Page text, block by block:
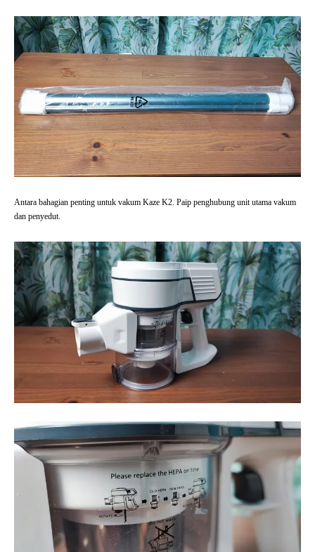
Antara bahagian penting untuk vakum Kaze K2. Paip penghubung unit utama vakum
dan penyedut.